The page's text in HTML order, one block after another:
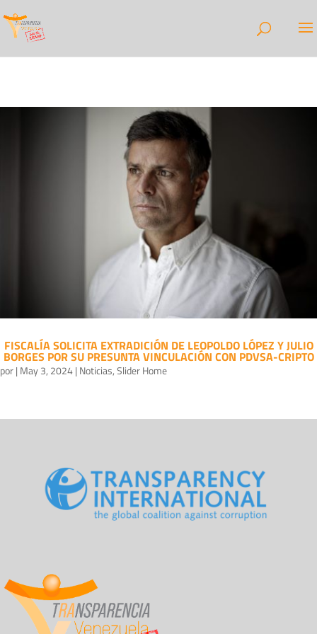
FISCALÍA SOLICITA EXTRADICIÓN DE LEOPOLDO LÓPEZ Y JULIO
BORGES POR SU PRESUNTA VINCULACIÓN CON PDVSA-CRIPTO
por| May 3, 2024| Noticias,Slider Home